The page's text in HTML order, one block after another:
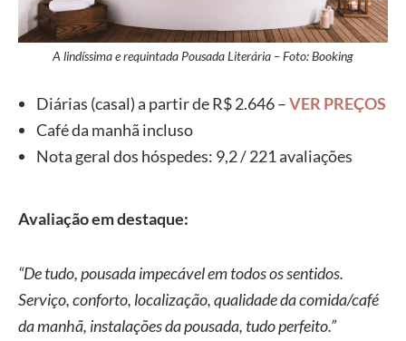
A lindíssima e requintada Pousada Literária – Foto: Booking
Diárias (casal) a partir de R$ 2.646 –VER PREÇOS
Café da manhã incluso
Nota geral dos hóspedes: 9,2 / 221 avaliações
Avaliação em destaque:
“De tudo, pousada impecável em todos os sentidos.
Serviço, conforto, localização, qualidade da comida/café
da manhã, instalações da pousada, tudo perfeito.”